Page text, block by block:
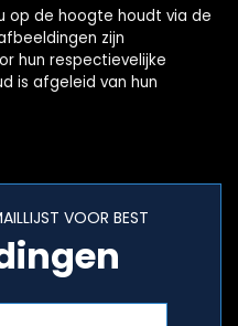
op de hoogte houdt via de
zijn
hun respectievelijke
is afgeleid van hun
VOOR BEST